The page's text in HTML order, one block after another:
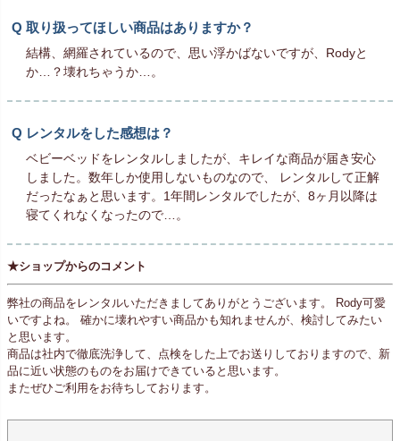
取り扱ってほしい商品はありますか？
結構、網羅されているので、思い浮かばないですが、Rodyと
か…？壊れちゃうか…。
レンタルをした感想は？
ベビーベッドをレンタルしましたが、キレイな商品が届き安心
しました。数年しか使用しないものなので、 レンタルして正解
だったなぁと思います。1年間レンタルでしたが、8ヶ月以降は
寝てくれなくなったので…。
★ショップからのコメント
弊社の商品をレンタルいただきましてありがとうございます。 Rody可愛
いですよね。 確かに壊れやすい商品かも知れませんが、検討してみたい
と思います。
商品は社内で徹底洗浄して、点検をした上でお送りしておりますので、新
品に近い状態のものをお届けできていると思います。
またぜひご利用をお待ちしております。